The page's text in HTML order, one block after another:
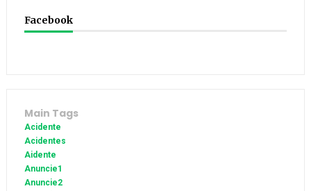
Facebook
Main Tags
Acidente
Acidentes
Aidente
Anuncie1
Anuncie2